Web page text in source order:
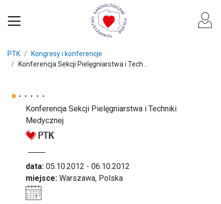
PTK
Kongresy i konferencje
Konferencja Sekcji Pielęgniarstwa i Tech...
Konferencja Sekcji Pielęgniarstwa i Techniki
Medycznej
data: 05.10.2012 - 06.10.2012
miejsce: Warszawa, Polska